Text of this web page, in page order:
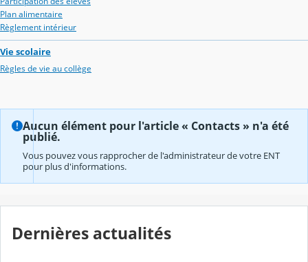
Plan alimentaire
Règlement intérieur
Vie scolaire
Règles de vie au collège
Aucun élément pour l'article « Contacts » n'a été
publié.
Vous pouvez vous rapprocher de l'administrateur de votre ENT
pour plus d'informations.
Dernières actualités